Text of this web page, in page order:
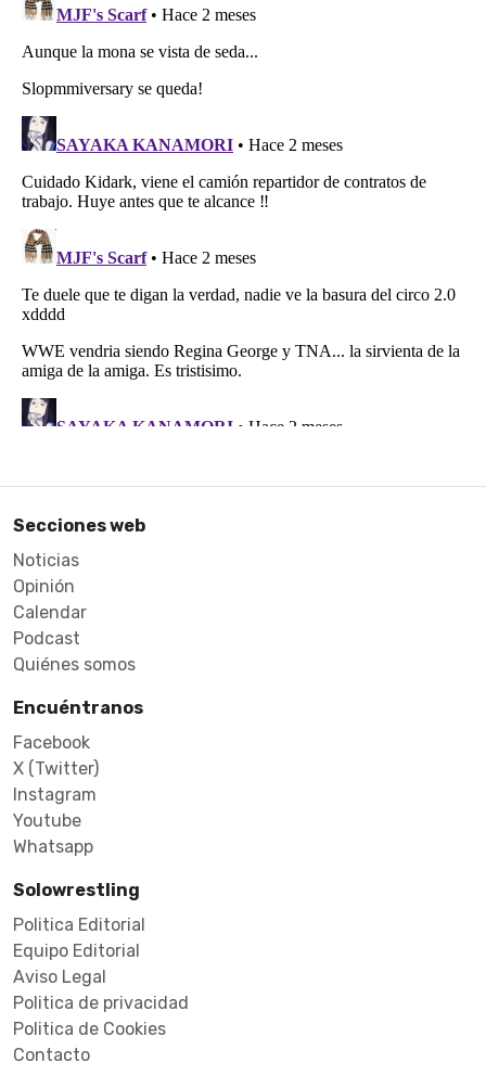
Secciones web
Noticias
Opinión
Calendar
Podcast
Quiénes somos
Encuéntranos
Facebook
X (Twitter)
Instagram
Youtube
Whatsapp
Solowrestling
Politica Editorial
Equipo Editorial
Aviso Legal
Politica de privacidad
Politica de Cookies
Contacto